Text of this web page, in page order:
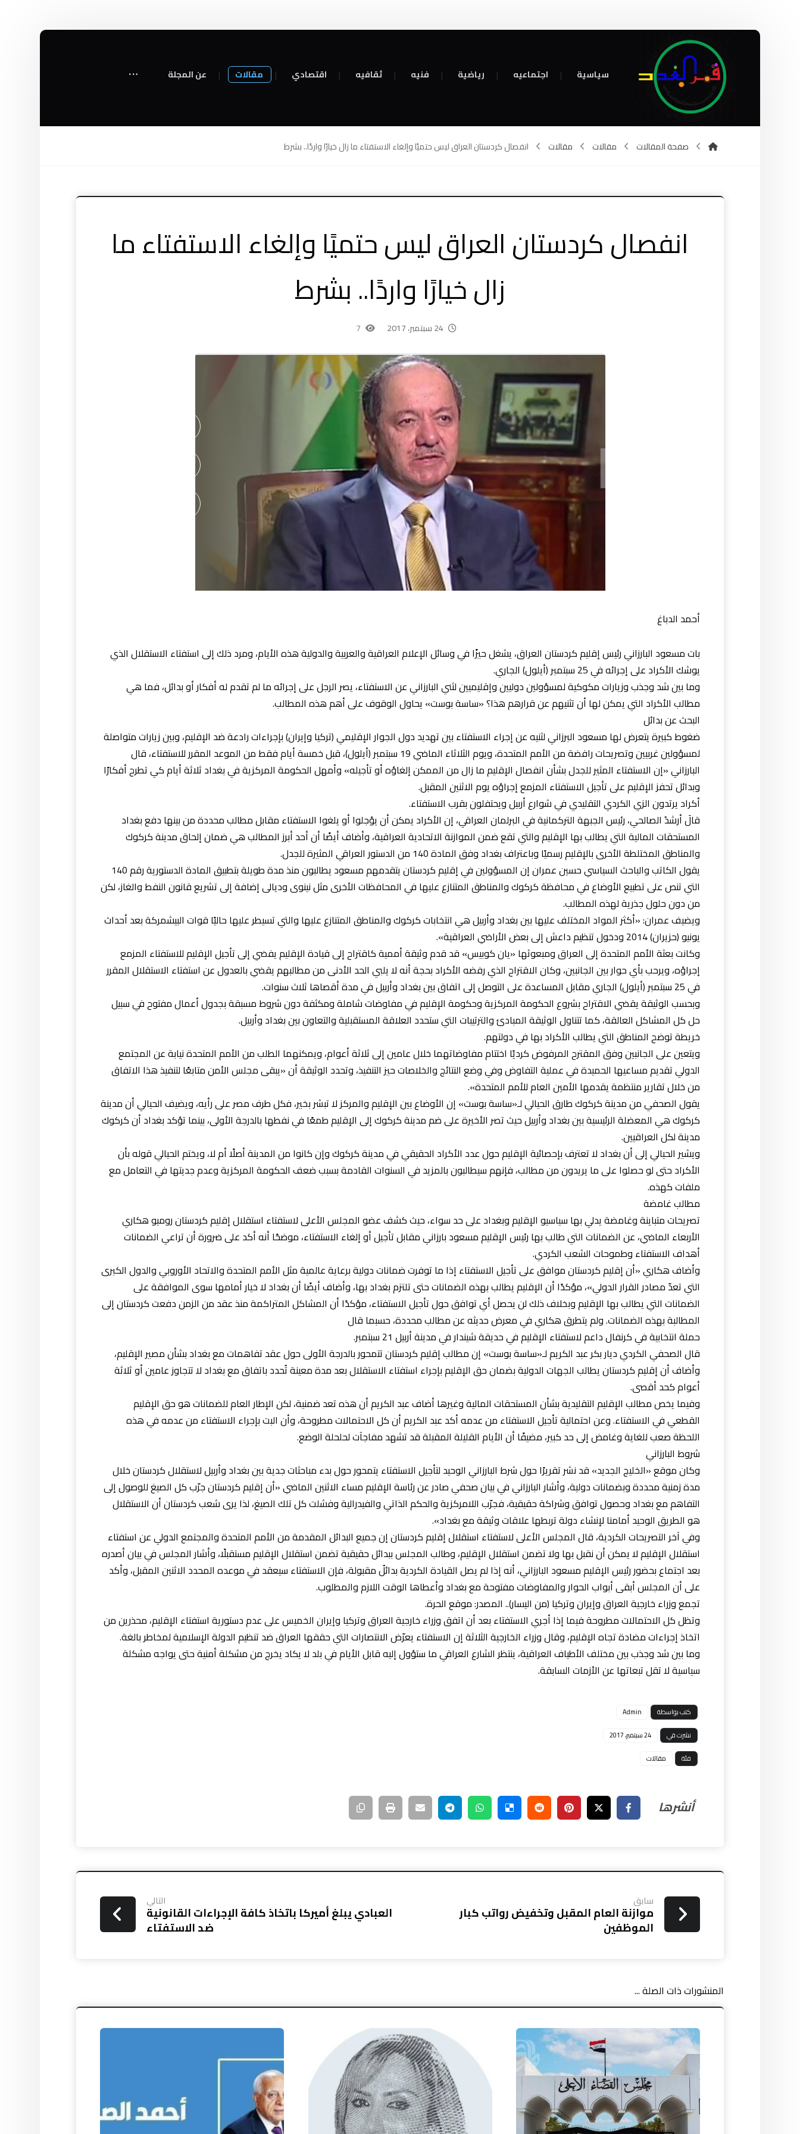
سياسية اجتماعيه رياضية فنيه ثقافيه اقتصادي مقالات عن المجلة
صفحة المقالات مقالات مقالات انفصال كردستان العراق ليس حتميًا وإلغاء الاستفتاء ما زال خيارًا واردًا.. بشرط
انفصال كردستان العراق ليس حتميًا وإلغاء الاستفتاء ما
زال خيارًا واردًا.. بشرط
24 سبتمبر، 2017 7
أحمد الدباغ
بات مسعود البارزاني رئيس إقليم كردستان العراق، يشغل حيزًا في وسائل الإعلام العراقية والعربية والدولية هذه الأيام، ومرد ذلك إلى استفتاء الاستقلال الذي
يوشك الأكراد على إجرائه في 25 سبتمبر (أيلول) الجاري.
وما بين شد وجذب وزيارات مكوكية لمسؤولين دوليين وإقليميين لثني البارزاني عن الاستفتاء، يصر الرجل على إجرائه ما لم تقدم له أفكار أو بدائل، فما هي
مطالب الأكراد التي يمكن لها أن تثنيهم عن قرارهم هذا؟ «ساسة بوست» يحاول الوقوف على أهم هذه المطالب.
البحث عن بدائل
ضغوط كبيرة يتعرض لها مسعود البرزاني لثنيه عن إجراء الاستفتاء بين تهديد دول الجوار الإقليمي (تركيا وإيران) بإجراءات رادعة ضد الإقليم، وبين زيارات متواصلة
لمسؤولين غربيين وتصريحات رافضة من الأمم المتحدة، ويوم الثلاثاء الماضي 19 سبتمبر (أيلول)، قبل خمسة أيام فقط من الموعد المقرر للاستفتاء، قال
البارزاني «إن الاستفتاء المثير للجدل بشأن انفصال الإقليم ما زال من الممكن إلغاؤه أو تأجيله» وأمهل الحكومة المركزية في بغداد ثلاثة أيام كي تطرح أفكارًا
وبدائل تحفز الإقليم على تأجيل الاستفتاء المزمع إجراؤه يوم الاثنين المقبل.
أكراد يرتدون الزي الكردي التقليدي في شوارع أربيل ويحتفلون بقرب الاستفتاء.
قالَ أرشدُ الصالحي، رئيس الجبهة التركمانية في البرلمان العراقي، إن الأكراد يمكن أن يؤجلوا أو يلغوا الاستفتاء مقابل مطالب محددة من بينها دفع بغداد
المستحقات المالية التي يطالب بها الإقليم والتي تقع ضمن الموازنة الاتحادية العراقية، وأضاف أيضًا أن أحد أبرز المطالب هي ضمان إلحاق مدينة كركوك
والمناطق المختلطة الأخرى بالإقليم رسميًا وباعتراف بغداد وفق المادة 140 من الدستور العراقي المثيرة للجدل.
يقول الكاتب والباحث السياسي حسين عمران إن المسؤولين في إقليم كردستان يتقدمهم مسعود يطالبون منذ مدة طويلة بتطبيق المادة الدستورية رقم 140
التي تنص على تطبيع الأوضاع في محافظة كركوك والمناطق المتنازع عليها في المحافظات الأخرى مثل نينوى وديالى إضافة إلى تشريع قانون النفط والغاز، لكن
من دون حلول جذرية لهذه المطالب.
ويضيف عمران: «أكثر المواد المختلف عليها بين بغداد وأربيل هي انتخابات كركوك والمناطق المتنازع عليها والتي تسيطر عليها حاليًا قوات البيشمركة بعد أحداث
يونيو (حزيران) 2014 ودخول تنظيم داعش إلى بعض الأراضي العراقية».
وكانت بعثة الأمم المتحدة إلى العراق ومبعوثها «يان كوبيس» قد قدم وثيقة أممية كاقتراح إلى قيادة الإقليم يفضي إلى تأجيل الإقليم للاستفتاء المزمع
إجراؤه، ويرحب بأي حوار بين الجانبين، وكان الاقتراح الذي رفضه الأكراد بحجة أنه لا يلبي الحد الأدنى من مطالبهم يقضي بالعدول عن استفتاء الاستقلال المقرر
في 25 سبتمبر (أيلول) الجاري مقابل المساعدة على التوصل إلى اتفاق بين بغداد وأربيل في مدة أقصاها ثلاث سنوات.
وبحسب الوثيقة يقضي الاقتراح بشروع الحكومة المركزية وحكومة الإقليم في مفاوضات شاملة ومكثفة دون شروط مسبقة بجدول أعمال مفتوح في سبيل
حل كل المشاكل العالقة، كما تتناول الوثيقة المبادئ والترتيبات التي ستحدد العلاقة المستقبلية والتعاون بين بغداد وأربيل.
خريطة توضح المناطق التي يطالب الأكراد بها في دولتهم.
ويتعين على الجانبين وفق المقترح المرفوض كرديًا اختتام مفاوضاتهما خلال عامين إلى ثلاثة أعوام، ويمكنهما الطلب من الأمم المتحدة نيابة عن المجتمع
الدولي تقديم مساعيها الحميدة في عملية التفاوض وفي وضع النتائج والخلاصات حيز التنفيذ، وتحدد الوثيقة أن «يبقى مجلس الأمن متابعًا لتنفيذ هذا الاتفاق
من خلال تقارير منتظمة يقدمها الأمين العام للأمم المتحدة».
يقول الصحفي من مدينة كركوك طارق الحيالي لـ«ساسة بوست» إن الأوضاع بين الإقليم والمركز لا تبشر بخير، فكل طرف مصر على رأيه، ويضيف الحيالي أن مدينة
كركوك هي المعضلة الرئيسية بين بغداد وأربيل حيث تصر الأخيرة على ضم مدينة كركوك إلى الإقليم طمعًا في نفطها بالدرجة الأولى، بينما تؤكد بغداد أن كركوك
مدينة لكل العراقيين.
ويشير الحيالي إلى أن بغداد لا تعترف بإحصائية الإقليم حول عدد الأكراد الحقيقي في مدينة كركوك وإن كانوا من المدينة أصلًا أم لا، ويختم الحيالي قوله بأن
الأكراد حتى لو حصلوا على ما يريدون من مطالب، فإنهم سيطالبون بالمزيد في السنوات القادمة بسبب ضعف الحكومة المركزية وعدم جديتها في التعامل مع
ملفات كهذه.
مطالب غامضة
تصريحات متباينة وغامضة يدلي بها سياسيو الإقليم وبغداد على حد سواء، حيث كشف عضو المجلس الأعلى لاستفتاء استقلال إقليم كردستان روميو هكاري
الأربعاء الماضي، عن الضمانات التي طالب بها رئيس الإقليم مسعود بارزاني مقابل تأجيل أو إلغاء الاستفتاء، موضحًا أنه أكد على ضرورة أن تراعي الضمانات
أهداف الاستفتاء وطموحات الشعب الكردي.
وأضاف هكاري «أن إقليم كردستان موافق على تأجيل الاستفتاء إذا ما توفرت ضمانات دولية برعاية عالمية مثل الأمم المتحدة والاتحاد الأوروبي والدول الكبرى
التي تعدّ مصادر القرار الدولي»، مؤكدًا أن الإقليم يطالب بهذه الضمانات حتى تلتزم بغداد بها، وأضاف أيضًا أن بغداد لا خيار أمامها سوى الموافقة على
الضمانات التي يطالب بها الإقليم وبخلاف ذلك لن يحصل أي توافق حول تأجيل الاستفتاء، مؤكدًا أن المشاكل المتراكمة منذ عقد من الزمن دفعت كردستان إلى
المطالبة بهذه الضمانات. ولم يتطرق هكاري في معرض حديثه عن مطالب محددة، حسبما قال
حملة انتخابية في كرنفال داعم لاستفتاء الإقليم في حديقة شيندار في مدينة أربيل 21 سبتمبر.
قال الصحفي الكردي ديار بكر عبد الكريم لـ«ساسة بوست» إن مطالب إقليم كردستان تتمحور بالدرجة الأولى حول عقد تفاهمات مع بغداد بشأن مصير الإقليم،
وأضاف أن إقليم كردستان يطالب الجهات الدولية بضمان حق الإقليم بإجراء استفتاء الاستقلال بعد مدة معينة تُحدد باتفاق مع بغداد لا تتجاوز عامين أو ثلاثة
أعوام كحد أقصى.
وفيما يخص مطالب الإقليم التقليدية بشأن المستحقات المالية وغيرها أضاف عبد الكريم أن هذه تعد ضمنية، لكن الإطار العام للضمانات هو حق الإقليم
القطعي في الاستفتاء. وعن احتمالية تأجيل الاستفتاء من عدمه أكد عبد الكريم أن كل الاحتمالات مطروحة، وأن البت بإجراء الاستفتاء من عدمه في هذه
اللحظة صعب للغاية وغامض إلى حد كبير، مضيفًا أن الأيام القليلة المقبلة قد تشهد مفاجآت لحلحلة الوضع.
شروط البارزاني
وكان موقع «الخليج الجديد» قد نشر تقريرًا حول شرط البارزاني الوحيد لتأجيل الاستفتاء يتمحور حول بدء مباحثات جدية بين بغداد وأربيل لاستقلال كردستان خلال
مدة زمنية محددة وبضمانات دولية، وأشار البارزاني في بيان صحفي صادر عن رئاسة الإقليم مساء الاثنين الماضي «أن إقليم كردستان جرّب كل الصيغ للوصول إلى
التفاهم مع بغداد وحصول توافق وشراكة حقيقية، فجرّب اللامركزية والحكم الذاتي والفيدرالية وفشلت كل تلك الصيغ، لذا يرى شعب كردستان أن الاستقلال
هو الطريق الوحيد أمامنا لإنشاء دولة تربطها علاقات وثيقة مع بغداد».
وفي آخر التصريحات الكردية، قال المجلس الأعلى لاستفتاء استقلال إقليم كردستان إن جميع البدائل المقدمة من الأمم المتحدة والمجتمع الدولي عن استفتاء
استقلال الإقليم لا يمكن أن نقبل بها ولا تضمن استقلال الإقليم، وطالب المجلس ببدائل حقيقية تضمن استقلال الإقليم مستقبلًا، وأشار المجلس في بيان أصدره
بعد اجتماع بحضور رئيس الإقليم مسعود البارزاني، أنه إذا لم يصل القيادة الكردية بدائلُ مقبولة، فإن الاستفتاء سيعقد في موعده المحدد الاثنين المقبل، وأكد
على أن المجلس أبقى أبواب الحوار والمفاوضات مفتوحة مع بغداد وأعطاها الوقت اللازم والمطلوب.
تجمع وزراء خارجية العراق وإيران وتركيا (من اليسار).. المصدر: موقع الحرة.
وتظل كل الاحتمالات مطروحة فيما إذا أجري الاستفتاء بعد أن اتفق وزراء خارجية العراق وتركيا وإيران الخميس على عدم دستورية استفتاء الإقليم، محذرين من
اتخاذ إجراءات مضادة تجاه الإقليم، وقال وزراء الخارجية الثلاثة إن الاستفتاء يعرّض الانتصارات التي حققها العراق ضد تنظيم الدولة الإسلامية لمخاطر بالغة.
وما بين شد وجذب بين مختلف الأطياف العراقية، ينتظر الشارع العراقي ما ستؤول إليه قابل الأيام في بلد لا يكاد يخرج من مشكلة أمنية حتى يواجه مشكلة
سياسية لا تقل تبعاتها عن الأزمات السابقة.
كتب بواسطة
Admin
نشرت في
24 سبتمبر، 2017
فئة
مقالات
سابق
موازنة العام المقبل وتخفيض رواتب كبار
الموظفين
التالي
العبادي يبلغ أميركا باتخاذ كافة الإجراءات القانونية
ضد الاستفتاء
المنشورات ذات الصلة ...